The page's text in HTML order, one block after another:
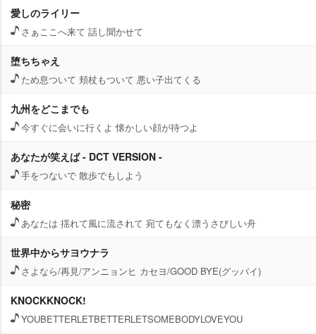
愛しのライリー
さぁここへ来て 話し聞かせて
堕ちちゃえ
ため息ついて 頬杖もついて 悪い子出てくる
九州をどこまでも
今すぐに会いに行くよ 懐かしい顔が待つよ
あなたが笑えば - DCT VERSION -
手をつないで 散歩でもしよう
秘密
あなたは 揺れて風に流されて 宛てもなく漂うさびしい舟
世界中からサヨウナラ
さよなら/再見/アンニョンヒ カセヨ/GOOD BYE(グッバイ)
KNOCKKNOCK!
YOUBETTERLETBETTERLETSOMEBODYLOVEYOU